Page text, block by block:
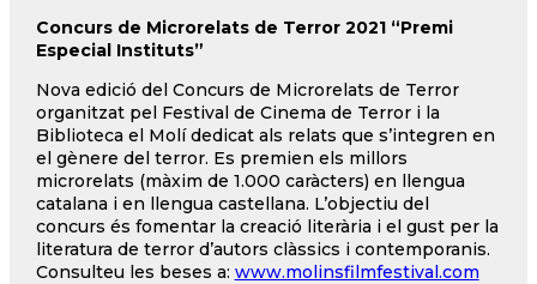
Concurs de Microrelats de Terror 2021 “Premi
Especial Instituts”
Nova edició del Concurs de Microrelats de Terror
organitzat pel Festival de Cinema de Terror i la
Biblioteca el Molí dedicat als relats que s’integren en
el gènere del terror. Es premien els millors
microrelats (màxim de 1.000 caràcters) en llengua
catalana i en llengua castellana. L’objectiu del
concurs és fomentar la creació literària i el gust per la
literatura de terror d’autors clàssics i contemporanis.
Consulteu les beses a: www.molinsfilmfestival.com